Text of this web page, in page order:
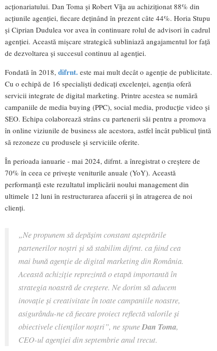
acționariatului. Dan Toma și Robert Vîja au achiziționat 88% din
acțiunile agenției, fiecare deținând în prezent câte 44%. Horia Stupu
și Ciprian Dudulea vor avea în continuare rolul de advisori în cadrul
agenției. Această mișcare strategică subliniază angajamentul lor față
de dezvoltarea și succesul continuu al agenției.
Fondată în 2018, difrnt. este mai mult decât o agenție de publicitate.
Cu o echipă de 16 specialiști dedicați excelenței, agenția oferă
servicii integrate de digital marketing. Printre acestea se numără
campaniile de media buying (PPC), social media, producție video și
SEO. Echipa colaborează strâns cu partenerii săi pentru a promova
în online viziunile de business ale acestora, astfel încât publicul țintă
să rezoneze cu produsele și serviciile oferite.
În perioada ianuarie - mai 2024, difrnt. a înregistrat o creștere de
70% în ceea ce privește veniturile anuale (YoY). Această
performanță este rezultatul implicării noului management din
ultimele 12 luni în restructurarea afacerii și în atragerea de noi
clienți.
„Ne propunem să depășim constant așteptările
partenerilor noștri și să stabilim difrnt. ca fiind cea
mai bună agenție de digital marketing din România.
Această achiziție reprezintă o etapă importantă în
strategia noastră de creștere. Ne dorim să aducem
inovație și creativitate în toate campaniile noastre,
asigurându-ne că fiecare proiect reflectă valorile și
obiectivele clienților noștri”, ne spuneDan Toma,
CEO-ul agenției din septembrie anul trecut.